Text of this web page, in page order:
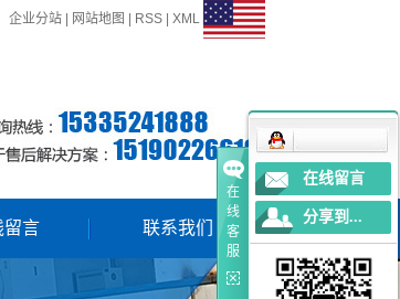
企业分站 | 网站地图 | RSS | XML
留言 联系我们
在
线
客
服
在线留言
分享到...